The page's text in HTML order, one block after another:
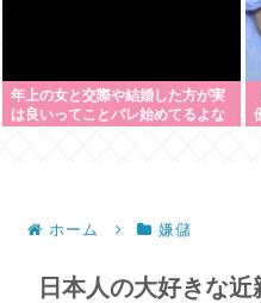
年上の女と交際や結婚した方が実
は良いってことバレ始めてるよな
ホーム 嫌儲
日本人の大好きな